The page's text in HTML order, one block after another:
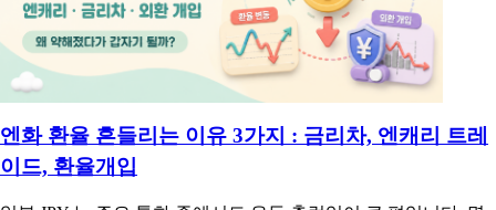
사들였다는 사실을 유럽 중앙은행 측은 거래가 끝난 뒤에야 통보
받았다고 보도했습니다. 그러면서 크리스틴 라가르드 유럽중앙
은행총재와 스콧 베선트 미 재무장관이 지난 1일
일본 엔화 환율 인사이트